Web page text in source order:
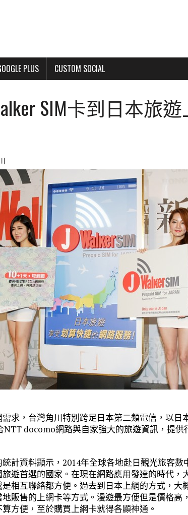
PLUS CUSTOM SOCIAL
SIM卡到日本旅
求，台灣角川特別跨足日本第二類電信，以日
docomo網路與自家強大的旅遊資訊，提供
計資料顯示，2014年全球各地赴日觀光旅客數
遊首選的國家。在現在網路應用發達的時代，
相互聯絡都方便。過去到日本上網的方式，大
販售的上網卡等方式。漫遊最方便但是價格高
方便，至於購買上網卡就得各顯神通。